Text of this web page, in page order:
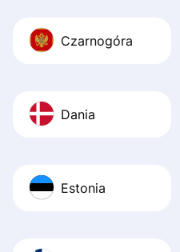
Czarnogóra
Dania
Estonia